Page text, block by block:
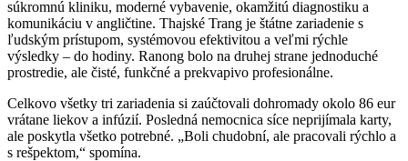
súkromnú kliniku, moderné vybavenie, okamžitú diagnostiku a
komunikáciu v angličtine. Thajské Trang je štátne zariadenie s
ľudským prístupom, systémovou efektivitou a veľmi rýchle
výsledky – do hodiny. Ranong bolo na druhej strane jednoduché
prostredie, ale čisté, funkčné a prekvapivo profesionálne.
Celkovo všetky tri zariadenia si zaúčtovali dohromady okolo 86 eur
vrátane liekov a infúzií. Posledná nemocnica síce neprijímala karty,
ale poskytla všetko potrebné. „Boli chudobní, ale pracovali rýchlo a
s rešpektom,“ spomína.